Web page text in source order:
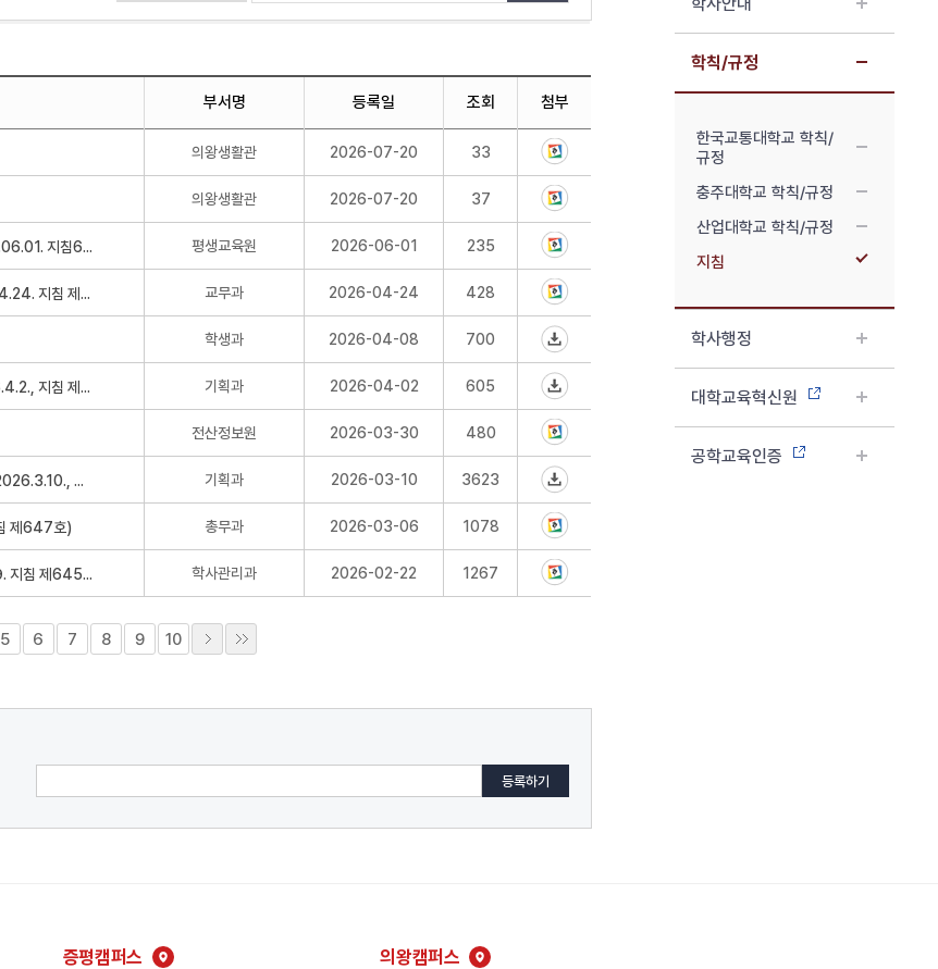
학칙/규정
한국교통대학교 학칙/
규정
충주대학교 학칙/규정
산업대학교 학칙/규정
지침
학사행정
대학교육혁신원
공학교육인증
부서명 등록일 조회 첨부
의왕생활관 2026-07-20 33
의왕생활관 2026-07-20 37
평생교육원 2026-06-01 235
교무과 2026-04-24 428
학생과 2026-04-08 700
기획과 2026-04-02 605
전산정보원 2026-03-30 480
기획과 2026-03-10 3623
총무과 2026-03-06 1078
학사관리과 2026-02-22 1267
5 6 7 8 9 10
증평캠퍼스
의왕캠퍼스